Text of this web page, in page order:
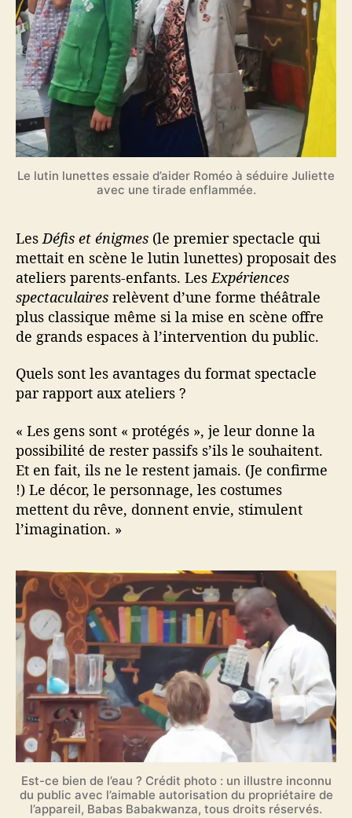
Le lutin lunettes essaie d’aider Roméo à séduire Juliette
avec une tirade enflammée.
LesDéfis et énigmes (le premier spectacle qui
mettait en scène le lutin lunettes) proposait des
ateliers parents-enfants. LesExpériences
spectaculaires relèvent d’une forme théâtrale
plus classique même si la mise en scène offre
de grands espaces à l’intervention du public.
Quels sont les avantages du format spectacle
par rapport aux ateliers ?
« Les gens sont « protégés », je leur donne la
possibilité de rester passifs s’ils le souhaitent.
Et en fait, ils ne le restent jamais. (Je confirme
!) Le décor, le personnage, les costumes
mettent du rêve, donnent envie, stimulent
l’imagination. »
Est-ce bien de l’eau ? Crédit photo : un illustre inconnu
du public avec l’aimable autorisation du propriétaire de
l’appareil, Babas Babakwanza, tous droits réservés.